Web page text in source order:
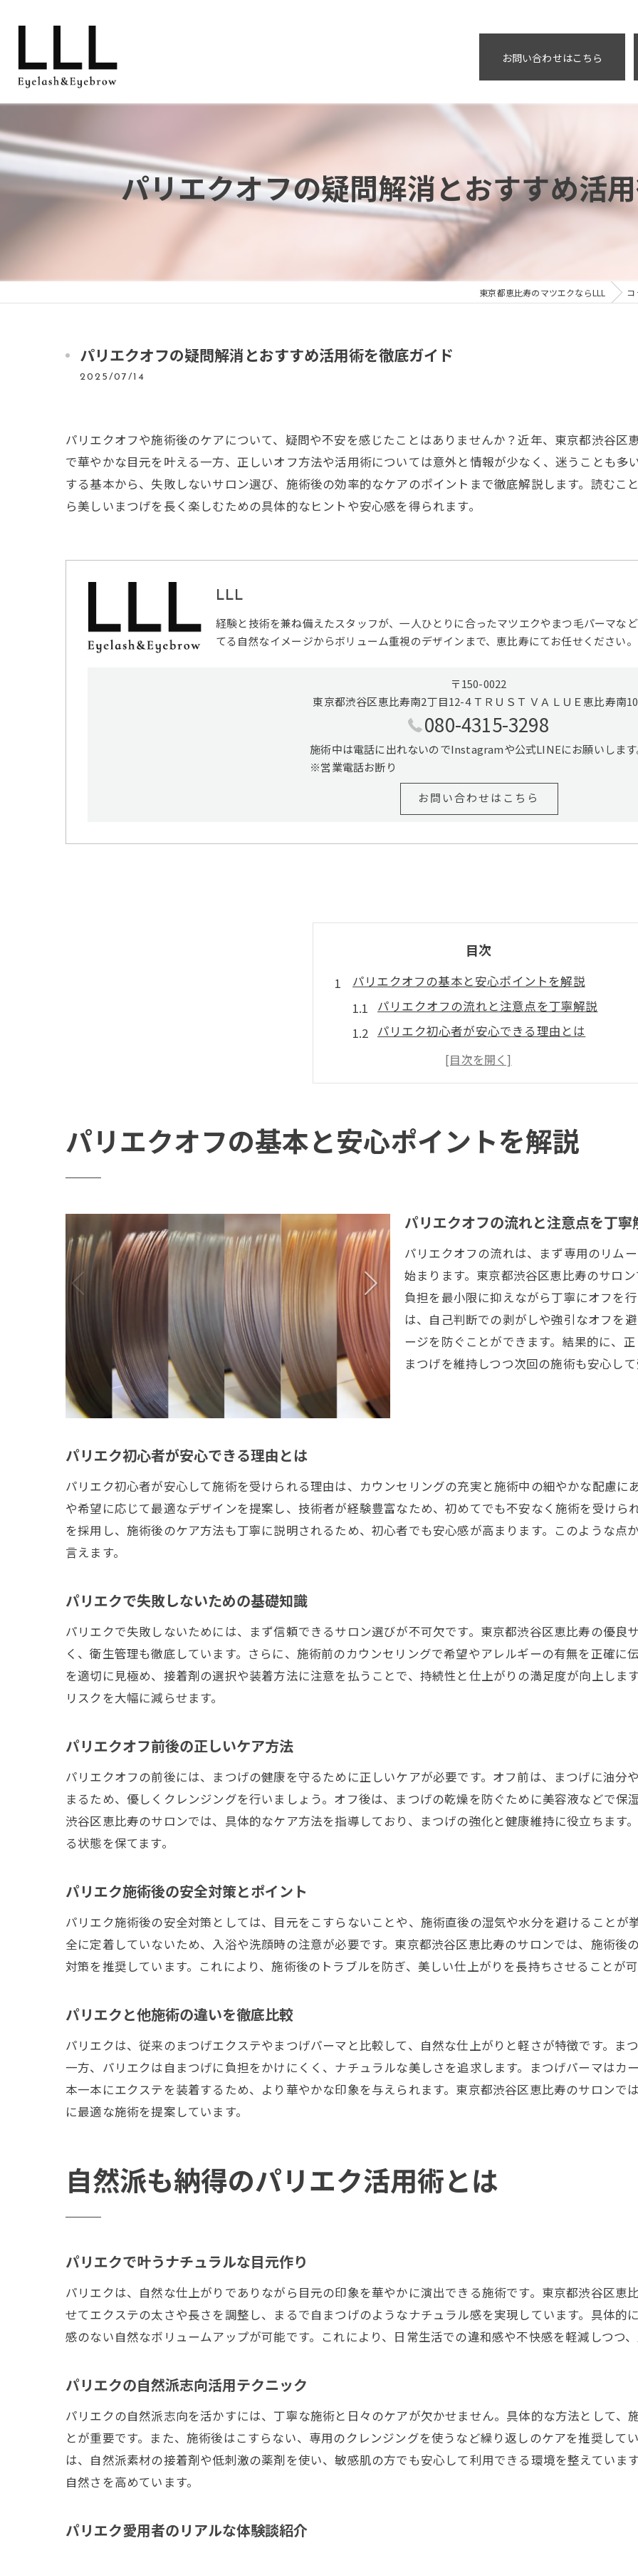
お問い合わせはこちら
パリエクオフの疑問解消とおすすめ活
東京都恵比寿のマツエクならLLL コ
パリエクオフの疑問解消とおすすめ活用術を徹底ガイド
2025/07/14
パリエクオフや施術後のケアについて、疑問や不安を感じたことはありませんか？近年、東京都渋谷区
で華やかな目元を叶える一方、正しいオフ方法や活用術については意外と情報が少なく、迷うことも多
する基本から、失敗しないサロン選び、施術後の効率的なケアのポイントまで徹底解説します。読むこ
ら美しいまつげを長く楽しむための具体的なヒントや安心感を得られます。
LLL
経験と技術を兼ね備えたスタッフが、一人ひとりに合ったマツエクやまつ毛パーマな
てる自然なイメージからボリューム重視のデザインまで、恵比寿にてお任せください。
〒150-0022
東京都渋谷区恵比寿南2丁目12-4 ＴＲＵＳＴ ＶＡＬＵＥ恵比寿南
080-4315-3298
施術中は電話に出れないのでInstagramや公式LINEにお願いしま
※営業電話お断り
お問い合わせはこちら
目次
パリエクオフの基本と安心ポイントを解説
パリエクオフの流れと注意点を丁寧解説
パリエク初心者が安心できる理由とは
パリエクで失敗しないための基礎知識
パリエクオフ前後の正しいケア方法
パリエクと他施術の違いを徹底比較
自然派も納得のパリエク活用術とは
パリエク愛用者のリアルな体験談紹介
パリエクとまつ毛パーマの上手な使い分け
パリエクを選ぶ方のための活用アイデア集
パリエクの活用で時短メイクを実現する方法
施術後のパリエクケアで美しさ長持ち
パリエク施術後の正しいホームケア方法
パリエクの美しさを長持ちさせる秘訣
パリエクのメンテナンス頻度とその効果
パリエクはどんな人におすすめか徹底検証
パリエクが向いている人の特徴を解説
パリエクは忙しい方にもおすすめの理由
パリエク体験者のリアルな口コミを紹介
恵比寿で話題のパリエクが選ばれる理由
パリエクと口コミ評価の関係性を解説
パリエク利用者が感じるサロンの魅力
パリエク施術で感じる価格以上の価値
パリエクオフ時のプロのテクニックを紹介
パリエクオフ後に気を付けたいケア方法
パリエクオフの失敗談から学ぶ注意点
パリエク施術後の入浴タイミング解説
パリエク後に避けたいお風呂の注意点
パリエクで快適に過ごすための工夫
パリエク施術後の再来店タイミングの目安
パリエクを賢く活用するためのQ&A集
パリエクオフの基本と安心ポイントを解説
パリエクオフの流れと注意点を丁寧
パリエクオフの流れは、まず専用のリム
始まります。東京都渋谷区恵比寿のサロ
負担を最小限に抑えながら丁寧にオフを
は、自己判断での剥がしや強引なオフを
ージを防ぐことができます。結果的に、
まつげを維持しつつ次回の施術も安心し
パリエク初心者が安心できる理由とは
パリエク初心者が安心して施術を受けられる理由は、カウンセリングの充実と施術中の細やかな配慮に
や希望に応じて最適なデザインを提案し、技術者が経験豊富なため、初めてでも不安なく施術を受けら
を採用し、施術後のケア方法も丁寧に説明されるため、初心者でも安心感が高まります。このような点
言えます。
パリエクで失敗しないための基礎知識
パリエクで失敗しないためには、まず信頼できるサロン選びが不可欠です。東京都渋谷区恵比寿の優良
く、衛生管理も徹底しています。さらに、施術前のカウンセリングで希望やアレルギーの有無を正確に
を適切に見極め、接着剤の選択や装着方法に注意を払うことで、持続性と仕上がりの満足度が向上しま
リスクを大幅に減らせます。
パリエクオフ前後の正しいケア方法
パリエクオフの前後には、まつげの健康を守るために正しいケアが必要です。オフ前は、まつげに油分
まるため、優しくクレンジングを行いましょう。オフ後は、まつげの乾燥を防ぐために美容液などで保
渋谷区恵比寿のサロンでは、具体的なケア方法を指導しており、まつげの強化と健康維持に役立ちます
る状態を保てます。
パリエク施術後の安全対策とポイント
パリエク施術後の安全対策としては、目元をこすらないことや、施術直後の湿気や水分を避けることが
全に定着していないため、入浴や洗顔時の注意が必要です。東京都渋谷区恵比寿のサロンでは、施術後
対策を推奨しています。これにより、施術後のトラブルを防ぎ、美しい仕上がりを長持ちさせることが
パリエクと他施術の違いを徹底比較
パリエクは、従来のまつげエクステやまつげパーマと比較して、自然な仕上がりと軽さが特徴です。ま
一方、パリエクは自まつげに負担をかけにくく、ナチュラルな美しさを追求します。まつげパーマはカ
本一本にエクステを装着するため、より華やかな印象を与えられます。東京都渋谷区恵比寿のサロンで
に最適な施術を提案しています。
自然派も納得のパリエク活用術とは
パリエクで叶うナチュラルな目元作り
パリエクは、自然な仕上がりでありながら目元の印象を華やかに演出できる施術です。東京都渋谷区恵
せてエクステの太さや長さを調整し、まるで自まつげのようなナチュラル感を実現しています。具体的
感のない自然なボリュームアップが可能です。これにより、日常生活での違和感や不快感を軽減しつつ
パリエクの自然派志向活用テクニック
パリエクの自然派志向を活かすには、丁寧な施術と日々のケアが欠かせません。具体的な方法として、
とが重要です。また、施術後はこすらない、専用のクレンジングを使うなど繰り返しのケアを推奨して
は、自然派素材の接着剤や低刺激の薬剤を使い、敏感肌の方でも安心して利用できる環境を整えていま
自然さを高めています。
パリエク愛用者のリアルな体験談紹介